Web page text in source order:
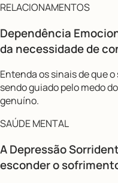
RELACIONAMENTOS
Dependência
da necessidade de
Entenda os sinais de que
sendo guiado pelo medo
genuíno.
SAÚDE MENTAL
A Depressão
esconder o